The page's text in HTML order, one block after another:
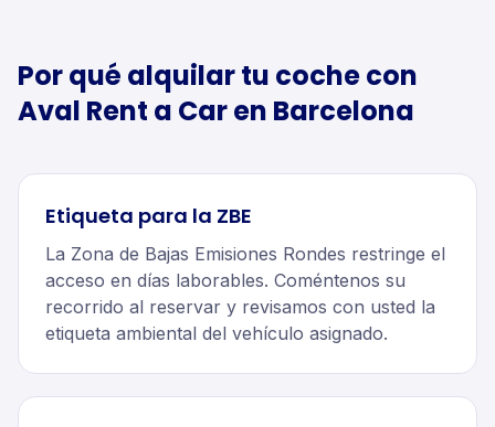
Por qué alquilar tu cochecon
Aval Rent a Car en Barcelona
Etiqueta para la ZBE
La Zona de Bajas Emisiones Rondes restringe el
acceso en días laborables. Coméntenos su
recorrido al reservar y revisamos con usted la
etiqueta ambiental del vehículo asignado.